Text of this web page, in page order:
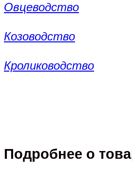
Овцеводство
Козоводство
Кролиководство
Подробнее о